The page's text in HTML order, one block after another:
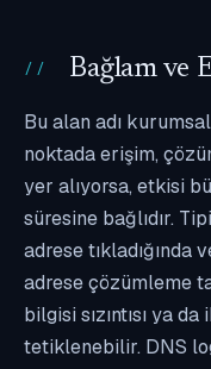
Bağlam ve
Bu alan adı
noktada erişim,
yer alıyorsa, etkisi
süresine bağlıdır.
adrese
adrese çözümleme
bilgisi sızıntısı ya
tetiklenebilir. DNS